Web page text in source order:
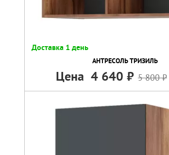
Доставка 1 день
АНТРЕСОЛЬ ТРИЗИЛЬ
Цена 4 640 5 800